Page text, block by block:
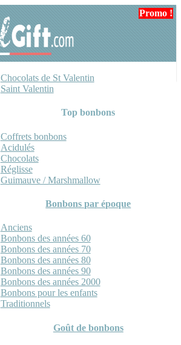
Chocolats de St Valentin
Saint Valentin
Top bonbons
Coffrets bonbons
Acidulés
Chocolats
Réglisse
Guimauve / Marshmallow
Bonbons par époque
Anciens
Bonbons des années 60
Bonbons des années 70
Bonbons des années 80
Bonbons des années 90
Bonbons des années 2000
Bonbons pour les enfants
Traditionnels
Goût de bonbons
Promo !